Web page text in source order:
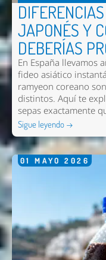
JAPONÉS Y
DEBERÍAS
En España llevamos
fideo asiático
ramyeon coreano
distintos. Aquí te
sepas exactamente
Sigue leyendo →
01 MAYO 2026